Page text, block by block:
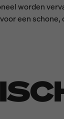
worden
een